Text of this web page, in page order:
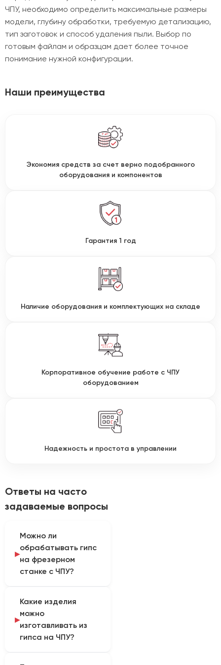
ЧПУ, необходимо определить максимальные размеры
модели, глубину обработки, требуемую детализацию,
тип заготовок и способ удаления пыли. Выбор по
готовым файлам и образцам дает более точное
понимание нужной конфигурации.
Наши преимущества
Экономия средств за счет верно подобранного
оборудования и компонентов
Гарантия 1 год
Наличие оборудования и комплектующих на складе
Корпоративное обучение работе с ЧПУ
оборудованием
Надежность и простота в управлении
Ответы на часто
задаваемые вопросы
Можно ли
обрабатывать гипс
на фрезерном
станке с ЧПУ?
возможна только после
проверки конкретной
модели станка и теста
материала. В
Какие изделия
можно
изготавливать из
гипса на ЧПУ?